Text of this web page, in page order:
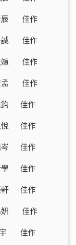
辰 佳作
誠 佳作
媗 佳作
孟 佳作
佳作
佳作
佳作
佳作
佳作
妍 佳作
佳作